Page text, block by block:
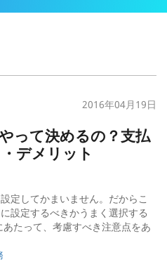
2016年04月19日
って決めるの？支払
デメリット
定してかまいません。だからこ
設定するべきかうまく選択する
たって、考慮すべき注意点をあ